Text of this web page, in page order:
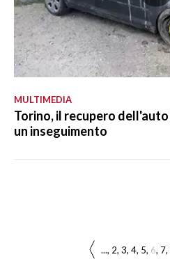
MULTIMEDIA
Torino, il recupero
un inseguimento
... 2 3 4 5 6 7